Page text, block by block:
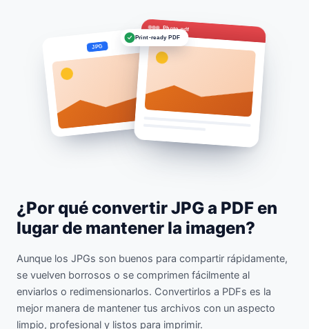
Print-ready PDF
JPG
Photo.pdf
¿Por qué convertir JPG a PDF en
lugar de mantener la imagen?
Aunque los JPGs son buenos para compartir rápidamente,
se vuelven borrosos o se comprimen fácilmente al
enviarlos o redimensionarlos. Convertirlos a PDFs es la
mejor manera de mantener tus archivos con un aspecto
limpio, profesional y listos para imprimir.